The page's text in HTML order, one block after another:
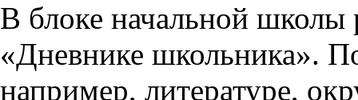
В блоке начальной школы
«Дневнике школьника».
например, литературе,